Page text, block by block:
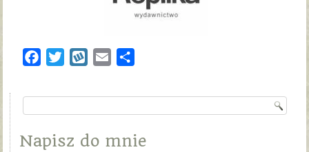
FacebookTwitterWykopEmail
Napisz do mnie